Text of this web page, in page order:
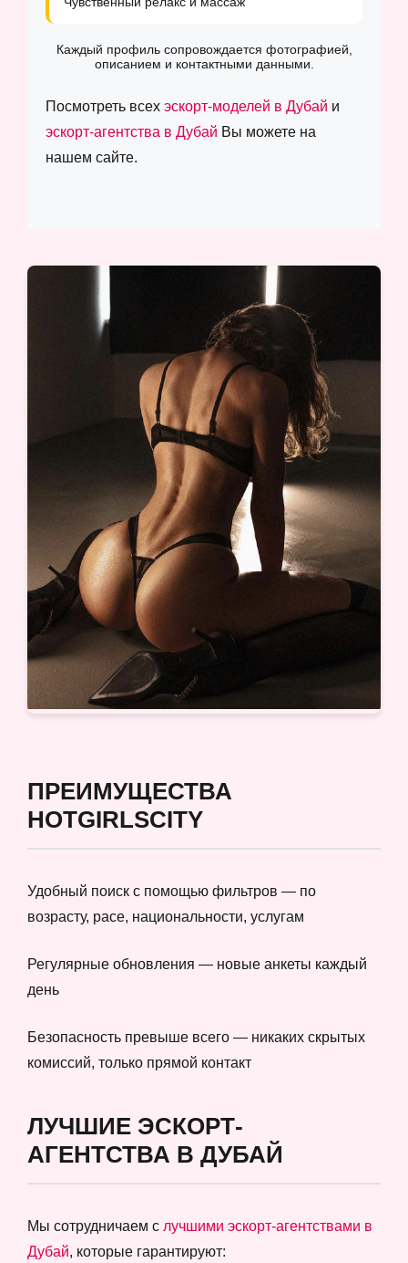
Каждый профиль сопровождается фотографией,
описанием и контактными данными.
Посмотреть всех эскорт-моделей в Дубай и
эскорт-агентства в Дубай Вы можете на
нашем сайте.
ПРЕИМУЩЕСТВА
HOTGIRLSCITY
Удобный поиск с помощью фильтров — по
возрасту, расе, национальности, услугам
Регулярные обновления — новые анкеты каждый
день
Безопасность превыше всего — никаких скрытых
комиссий, только прямой контакт
ЛУЧШИЕ ЭСКОРТ-
АГЕНТСТВА В ДУБАЙ
Мы сотрудничаем с лучшими эскорт-агентствами в
Дубай, которые гарантируют: